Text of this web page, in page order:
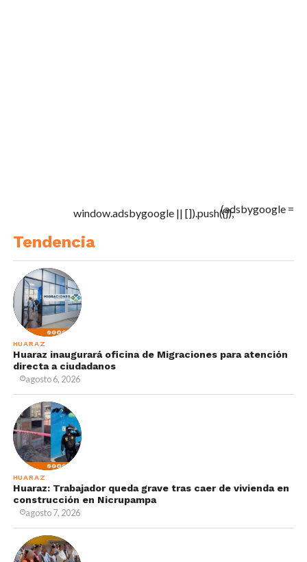
(adsbygoogle =
window.adsbygoogle || []).push({});
Tendencia
HUARAZ
Huaraz inaugurará oficina de Migraciones para atención
directa a ciudadanos
agosto 6, 2026
HUARAZ
Huaraz: Trabajador queda grave tras caer de vivienda en
construcción en Nicrupampa
agosto 7, 2026